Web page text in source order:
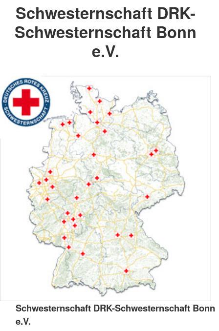
Schwesternschaft DRK-
Schwesternschaft Bonn
e.V.
Schwesternschaft DRK-Schwesternschaft Bonn
e.V.